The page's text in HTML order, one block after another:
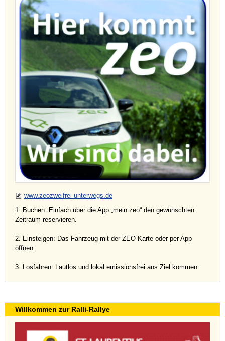
www.zeozweifrei-unterwegs.de
1. Buchen: Einfach über die App „mein zeo“ den gewünschten
Zeitraum reservieren.
2. Einsteigen: Das Fahrzeug mit der ZEO-Karte oder per App
öffnen.
3. Losfahren: Lautlos und lokal emissionsfrei ans Ziel kommen.
Willkommen zur Ralli-Rallye